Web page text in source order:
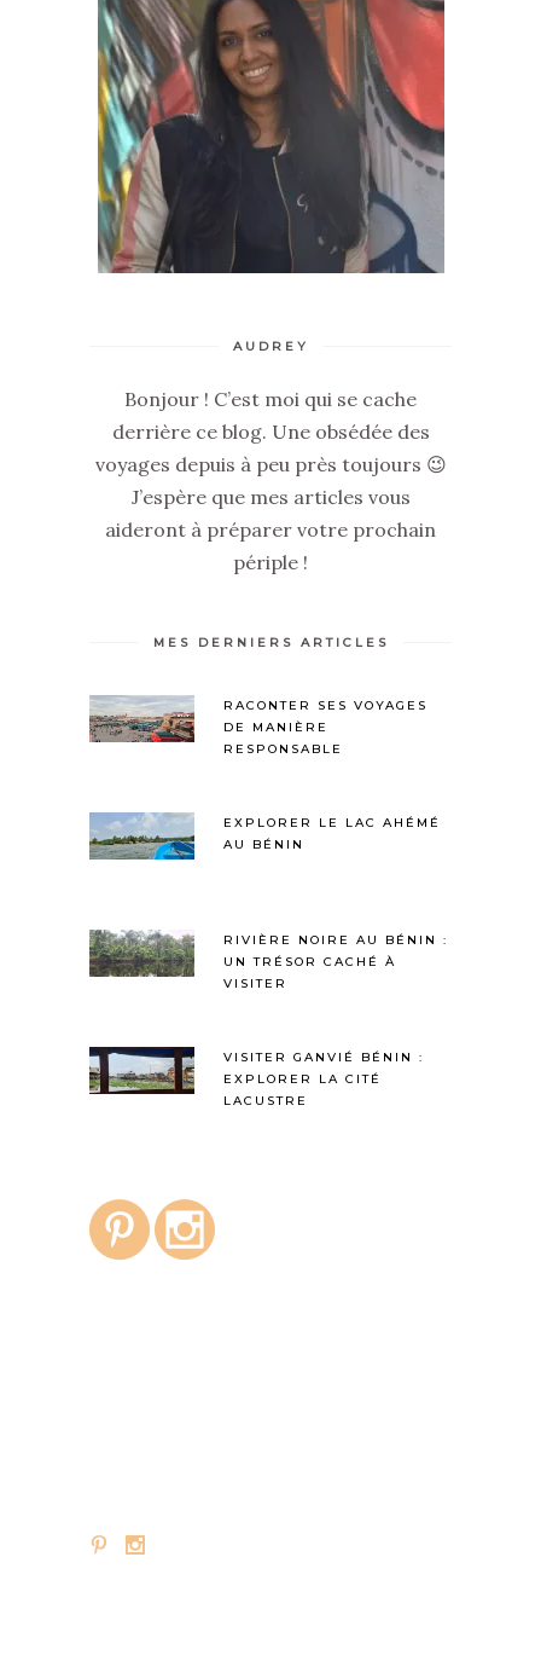
AUDREY
Bonjour ! C’est moi qui se cache
derrière ce blog. Une obsédée des
voyages depuis à peu près toujours 😉
J’espère que mes articles vous
aideront à préparer votre prochain
périple !
MES DERNIERS ARTICLES
RACONTER SES VOYAGES
DE MANIÈRE
RESPONSABLE
EXPLORER LE LAC AHÉMÉ
AU BÉNIN
RIVIÈRE NOIRE AU BÉNIN :
UN TRÉSOR CACHÉ À
VISITER
VISITER GANVIÉ BÉNIN :
EXPLORER LA CITÉ
LACUSTRE